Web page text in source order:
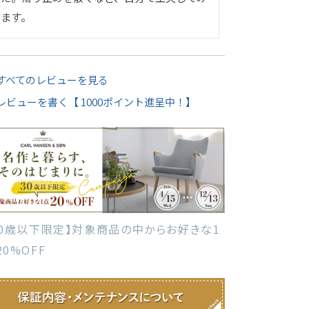
ます。
べてのレビューを見る
ビューを書く【 1000ポイント進呈中！】
歳以下限定】対象商品の中からお好きな1